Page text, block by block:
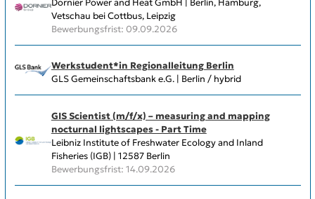
Vetschau bei Cottbus, Leipzig
Bewerbungsfrist: 09.09.2026
Werkstudent*in Regionalleitung Berlin
GLS Gemeinschaftsbank e.G. | Berlin / hybrid
GIS Scientist (m/f/x) – measuring and mapping
nocturnal lightscapes - Part Time
Leibniz Institute of Freshwater Ecology and Inland
Fisheries (IGB) | 12587 Berlin
Bewerbungsfrist: 14.09.2026